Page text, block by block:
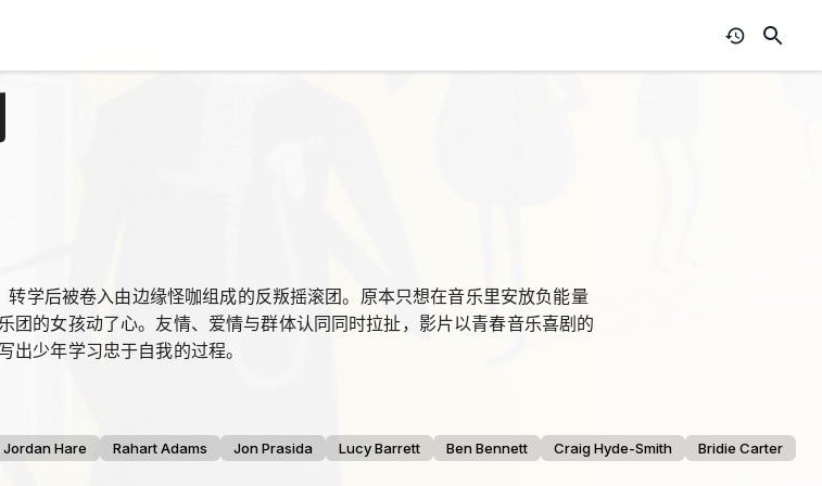
学后被卷入由边缘怪咖组成的反叛摇滚团。原本只想在音乐里安放负能量
的女孩动了心。友情、爱情与群体认同同时拉扯，影片以青春音乐喜剧的
出少年学习忠于自我的过程。
Jordan Hare Rahart Adams Jon Prasida Lucy Barrett Ben Bennett Craig Hyde-Smith
Bridie Carter